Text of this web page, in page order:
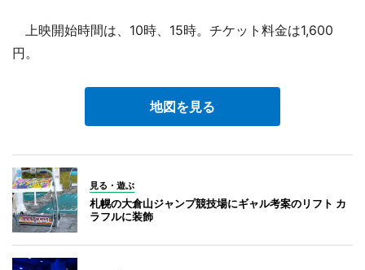
上映開始時間は、10時、15時。チケット料金は1,600
円。
地図を見る
見る・遊ぶ
札幌の大倉山ジャンプ競技場にギャル考案のリフト カ
ラフルに装飾